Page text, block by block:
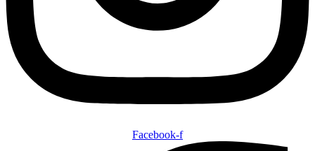
Facebook-f